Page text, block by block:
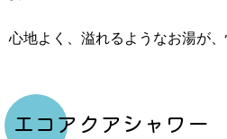
心地よく、溢れるようなお湯が、
エコアクアシャワー